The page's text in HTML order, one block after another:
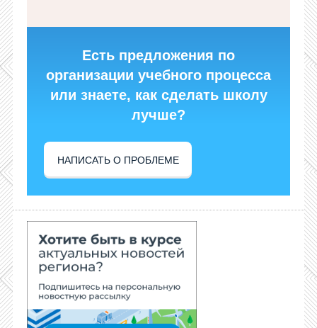
Есть предложения по
организации учебного процесса
или знаете, как сделать школу
лучше?
НАПИСАТЬ О ПРОБЛЕМЕ